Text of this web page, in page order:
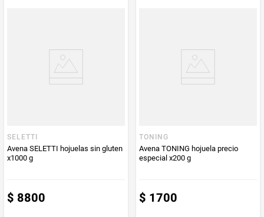
Producto (kg)
SELETTI
Avena SELETTI hojuelas sin gluten
x1000 g
$ 8800
TONING
Avena TONING hojuela precio
especial x200 g
$ 1700